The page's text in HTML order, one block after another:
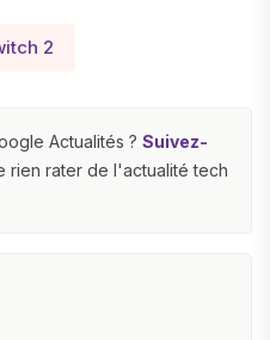
2
Actualités ? Suivez-
rien rater de l'actualité tech